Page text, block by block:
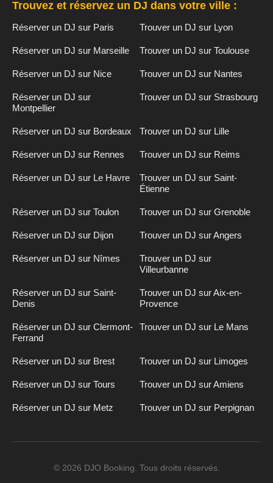
Trouvez et réservez un DJ dans votre ville :
Réserver un DJ sur Paris Trouver un DJ sur Lyon
Réserver un DJ sur Marseille Trouver un DJ sur Toulouse
Réserver un DJ sur Nice Trouver un DJ sur Nantes
Réserver un DJ sur
Montpellier
Trouver un DJ sur Strasbourg
Réserver un DJ sur Bordeaux Trouver un DJ sur Lille
Réserver un DJ sur Rennes Trouver un DJ sur Reims
Réserver un DJ sur Le Havre
Trouver un DJ sur Saint-
Étienne
Réserver un DJ sur Toulon Trouver un DJ sur Grenoble
Réserver un DJ sur Dijon Trouver un DJ sur Angers
Réserver un DJ sur Nîmes
Trouver un DJ sur
Villeurbanne
Réserver un DJ sur Saint-
Denis
Trouver un DJ sur Aix-en-
Provence
Réserver un DJ sur Clermont-
Ferrand
Trouver un DJ sur Le Mans
Réserver un DJ sur Brest Trouver un DJ sur Limoges
Réserver un DJ sur Tours Trouver un DJ sur Amiens
Réserver un DJ sur Metz Trouver un DJ sur Perpignan
© 2026 DJO Booking. Tous droits réservés.